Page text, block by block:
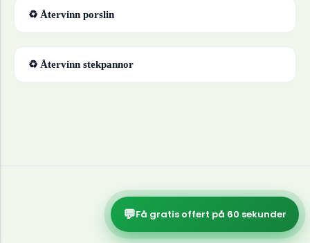
♻ Återvinn porslin
♻ Återvinn stekpannor
💬Få gratis offert på 60 sekunder